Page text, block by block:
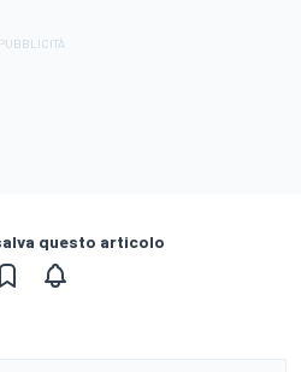
questo articolo